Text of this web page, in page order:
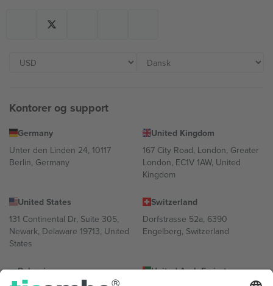
Kontorer og support
Germany
Unter den Linden 24, 10117
Berlin, Germany
United Kingdom
167 City Road, London, Greater
London, EC1V 1AW, United
Kingdom
United States
131 Continental Dr, Suite 305,
Newark, Delaware 19713, United
States
Switzerland
Dorfstrasse 52a, 6390
Engelberg, Switzerland
Bulgaria
United Arab Emirates